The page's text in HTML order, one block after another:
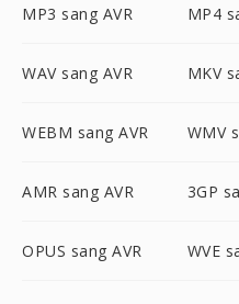
MP3 sang AVR MP4
WAV sang AVR MKV
WEBM sang AVR WMV
AMR sang AVR 3GP
OPUS sang AVR WVE